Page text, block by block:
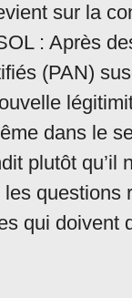
sur la
: Après
(PAN)
dans le
plutôt qu’il
questions
qui doivent